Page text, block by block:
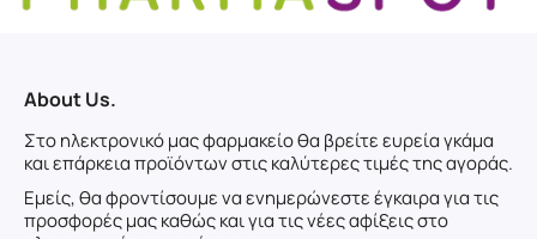
About Us.
Στο ηλεκτρονικό μας φαρμακείο θα βρείτε ευρεία γκάμα
και επάρκεια προϊόντων στις καλύτερες τιμές της αγοράς.
Εμείς, θα φροντίσουμε να ενημερώνεστε έγκαιρα για τις
προσφορές μας καθώς και για τις νέες αφίξεις στο